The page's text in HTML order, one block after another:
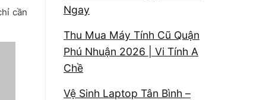
cần
Ngay
Thu Mua Máy Tính Cũ Quận
Phú Nhuận 2026 | Vi Tính A
Chề
Vệ Sinh Laptop Tân Bình –